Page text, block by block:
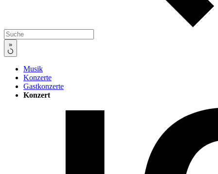
»
Musik
Konzerte
Gastkonzerte
Konzert